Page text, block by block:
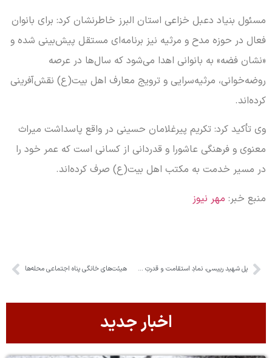
مسئول بنیاد دعبل خزاعی استان البرز خاطرنشان کرد: برای بانوان
فعال در حوزه مدح و مرثیه نیز برنامه‌ای مستقل پیش‌بینی شده و
«نشان فضه» به بانوانی اهدا می‌شود که سال‌ها در عرصه
روضه‌خوانی، مرثیه‌سرایی و ترویج معارف اهل بیت(ع) نقش‌آفرینی
کرده‌اند.
وی تأکید کرد: تکریم پیرغلامان حسینی در واقع پاسداشت میراث
معنوی و فرهنگی عاشورا و قدردانی از کسانی است که عمر خود را
در مسیر خدمت به مکتب اهل بیت(ع) صرف کرده‌اند.
منبع خبر: مهر نیوز
پل شهید رییسی، نمادِ استقامت و قدرتِ مهندسیِ ایران هیئت‌های خانگی پناه اجتماعی محله‌ها
اخبار جدید